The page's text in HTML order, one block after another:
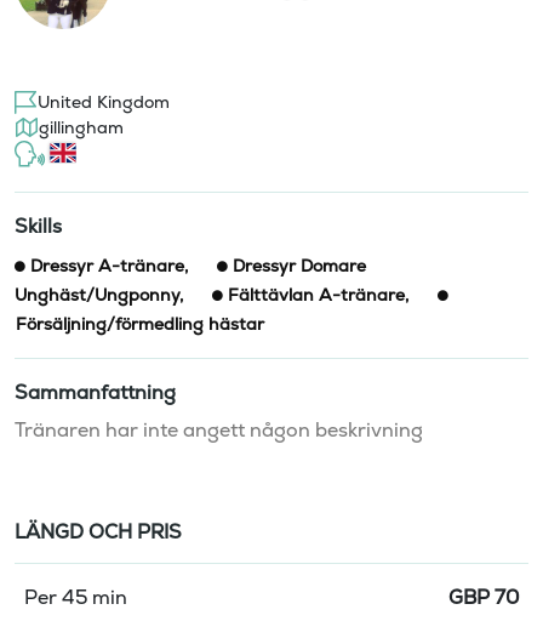
United Kingdom
gillingham
Skills
Dressyr A-tränare,
Dressyr Domare
Unghäst/Ungponny, Fälttävlan A-tränare,
Försäljning/förmedling hästar
Sammanfattning
Tränaren har inte angett någon beskrivning
LÄNGD OCH PRIS
Per 45 min GBP70